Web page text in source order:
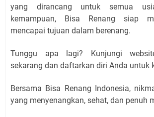
yang dirancang untuk semua
kemampuan, Bisa Renang siap
mencapai tujuan dalam berenang.
Tunggu apa lagi? Kunjungi
sekarang dan daftarkan diri Anda untuk
Bersama Bisa Renang Indonesia,
yang menyenangkan, sehat, dan penuh